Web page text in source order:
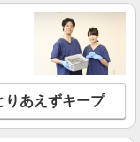
りあえずキープ